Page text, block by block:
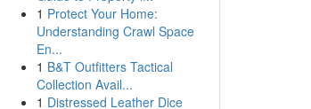
1 Protect Your Home:
Understanding Crawl Space
En...
1 B&T Outfitters Tactical
Collection Avail...
1 Distressed Leather Dice